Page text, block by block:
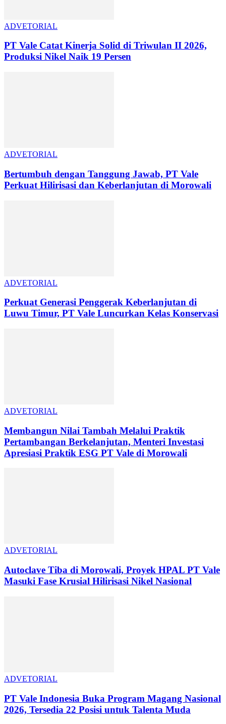
ADVETORIAL
PT Vale Catat Kinerja Solid di Triwulan II 2026,
Produksi Nikel Naik 19 Persen
ADVETORIAL
Bertumbuh dengan Tanggung Jawab, PT Vale
Perkuat Hilirisasi dan Keberlanjutan di Morowali
ADVETORIAL
Perkuat Generasi Penggerak Keberlanjutan di
Luwu Timur, PT Vale Luncurkan Kelas Konservasi
ADVETORIAL
Membangun Nilai Tambah Melalui Praktik
Pertambangan Berkelanjutan, Menteri Investasi
Apresiasi Praktik ESG PT Vale di Morowali
ADVETORIAL
Autoclave Tiba di Morowali, Proyek HPAL PT Vale
Masuki Fase Krusial Hilirisasi Nikel Nasional
ADVETORIAL
PT Vale Indonesia Buka Program Magang Nasional
2026, Tersedia 22 Posisi untuk Talenta Muda